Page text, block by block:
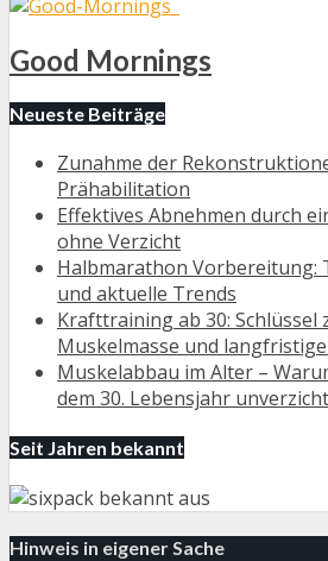
Good Mornings
Neueste Beiträge
Zunahme der
Prähabilitation
Effektives Abnehmen durch
ohne Verzicht
Halbmarathon Vorbereitung:
und aktuelle Trends
Krafttraining ab 30: Schlüssel
Muskelmasse und
Muskelabbau im Alter –
dem 30. Lebensjahr
Seit Jahren bekannt
Hinweis in eigener Sache